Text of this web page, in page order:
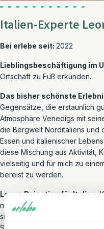
Italien-Experte
Bei erlebe seit: 2022
Lieblingsbeschäftigung im
Ortschaft zu Fuß erkunden.
Das bisher schönste
Gegensätze, die erstaunlich
Atmosphäre Venedigs mit
die Bergwelt Norditaliens und
Essen und italienischer
diese Mischung aus Aktivität,
vielseitig und für mich zu
bereist zu werden.
Leons Reisetipp für Italien:
nach Interessen. Eine Auszeit
sich ideal mit einem Städtetrip